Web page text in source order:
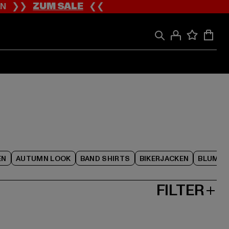
❯❯ZUM SALE❮❮
AUTUMN LOOK BAND SHIRTS BIKERJACKEN
FILTER